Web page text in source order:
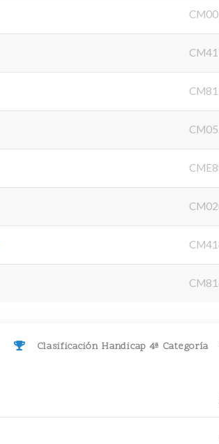
Clasificación Handicap 4ª Categoría